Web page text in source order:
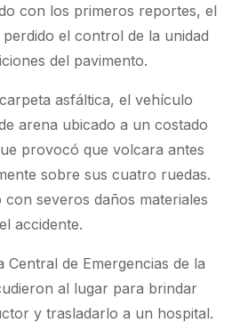
con los primeros reportes, el
el control de la unidad
del pavimento.
asfáltica, el vehículo
arena ubicado a un costado
provocó que volcara antes
sobre sus cuatro ruedas.
con severos daños materiales
accidente.
Central de Emergencias de la
al lugar para brindar
y trasladarlo a un hospital.